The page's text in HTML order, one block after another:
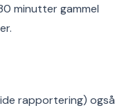
minutter gammel
rapportering) også